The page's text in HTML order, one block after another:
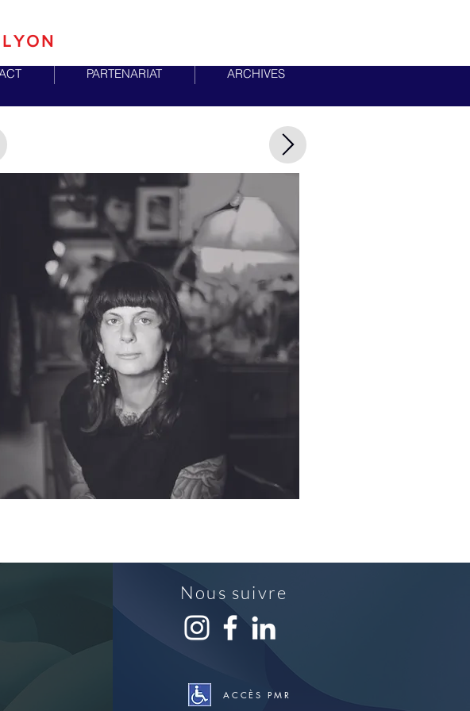
PARTENARIAT ARCHIVES
Nous suivre
ACCÈS PMR